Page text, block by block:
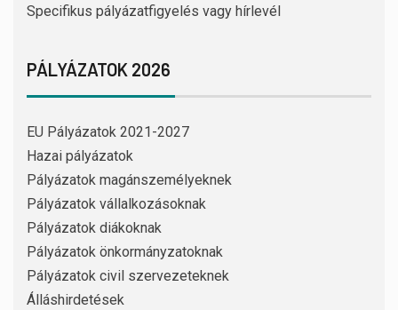
Specifikus pályázatfigyelés vagy hírlevél
PÁLYÁZATOK 2026
EU Pályázatok 2021-2027
Hazai pályázatok
Pályázatok magánszemélyeknek
Pályázatok vállalkozásoknak
Pályázatok diákoknak
Pályázatok önkormányzatoknak
Pályázatok civil szervezeteknek
Álláshirdetések